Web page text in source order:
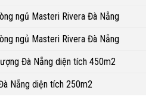
ngủ Masteri Rivera Đà Nẵng
ngủ Masteri Rivera Đà Nẵng
Đà Nẵng diện tích 450m2
Nẵng diện tích 250m2